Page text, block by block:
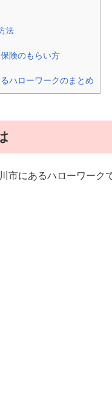
法
険のもらい方
ハローワークのまとめ
市にあるハローワーク